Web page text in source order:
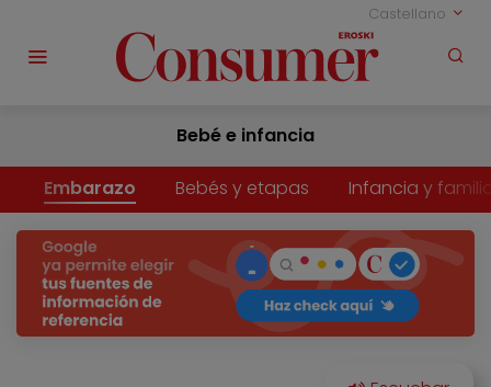
Castellano
Bebé e infancia
Embarazo Bebés y etapas Infancia y